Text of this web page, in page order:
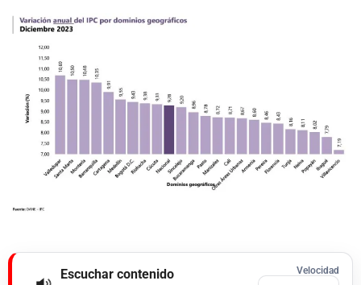
Escuchar contenido Velocidad